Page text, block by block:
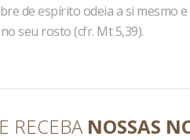
de espírito odeia a si mesmo e
seu rosto (cfr. Mt 5,39).
RECEBA NOSSAS